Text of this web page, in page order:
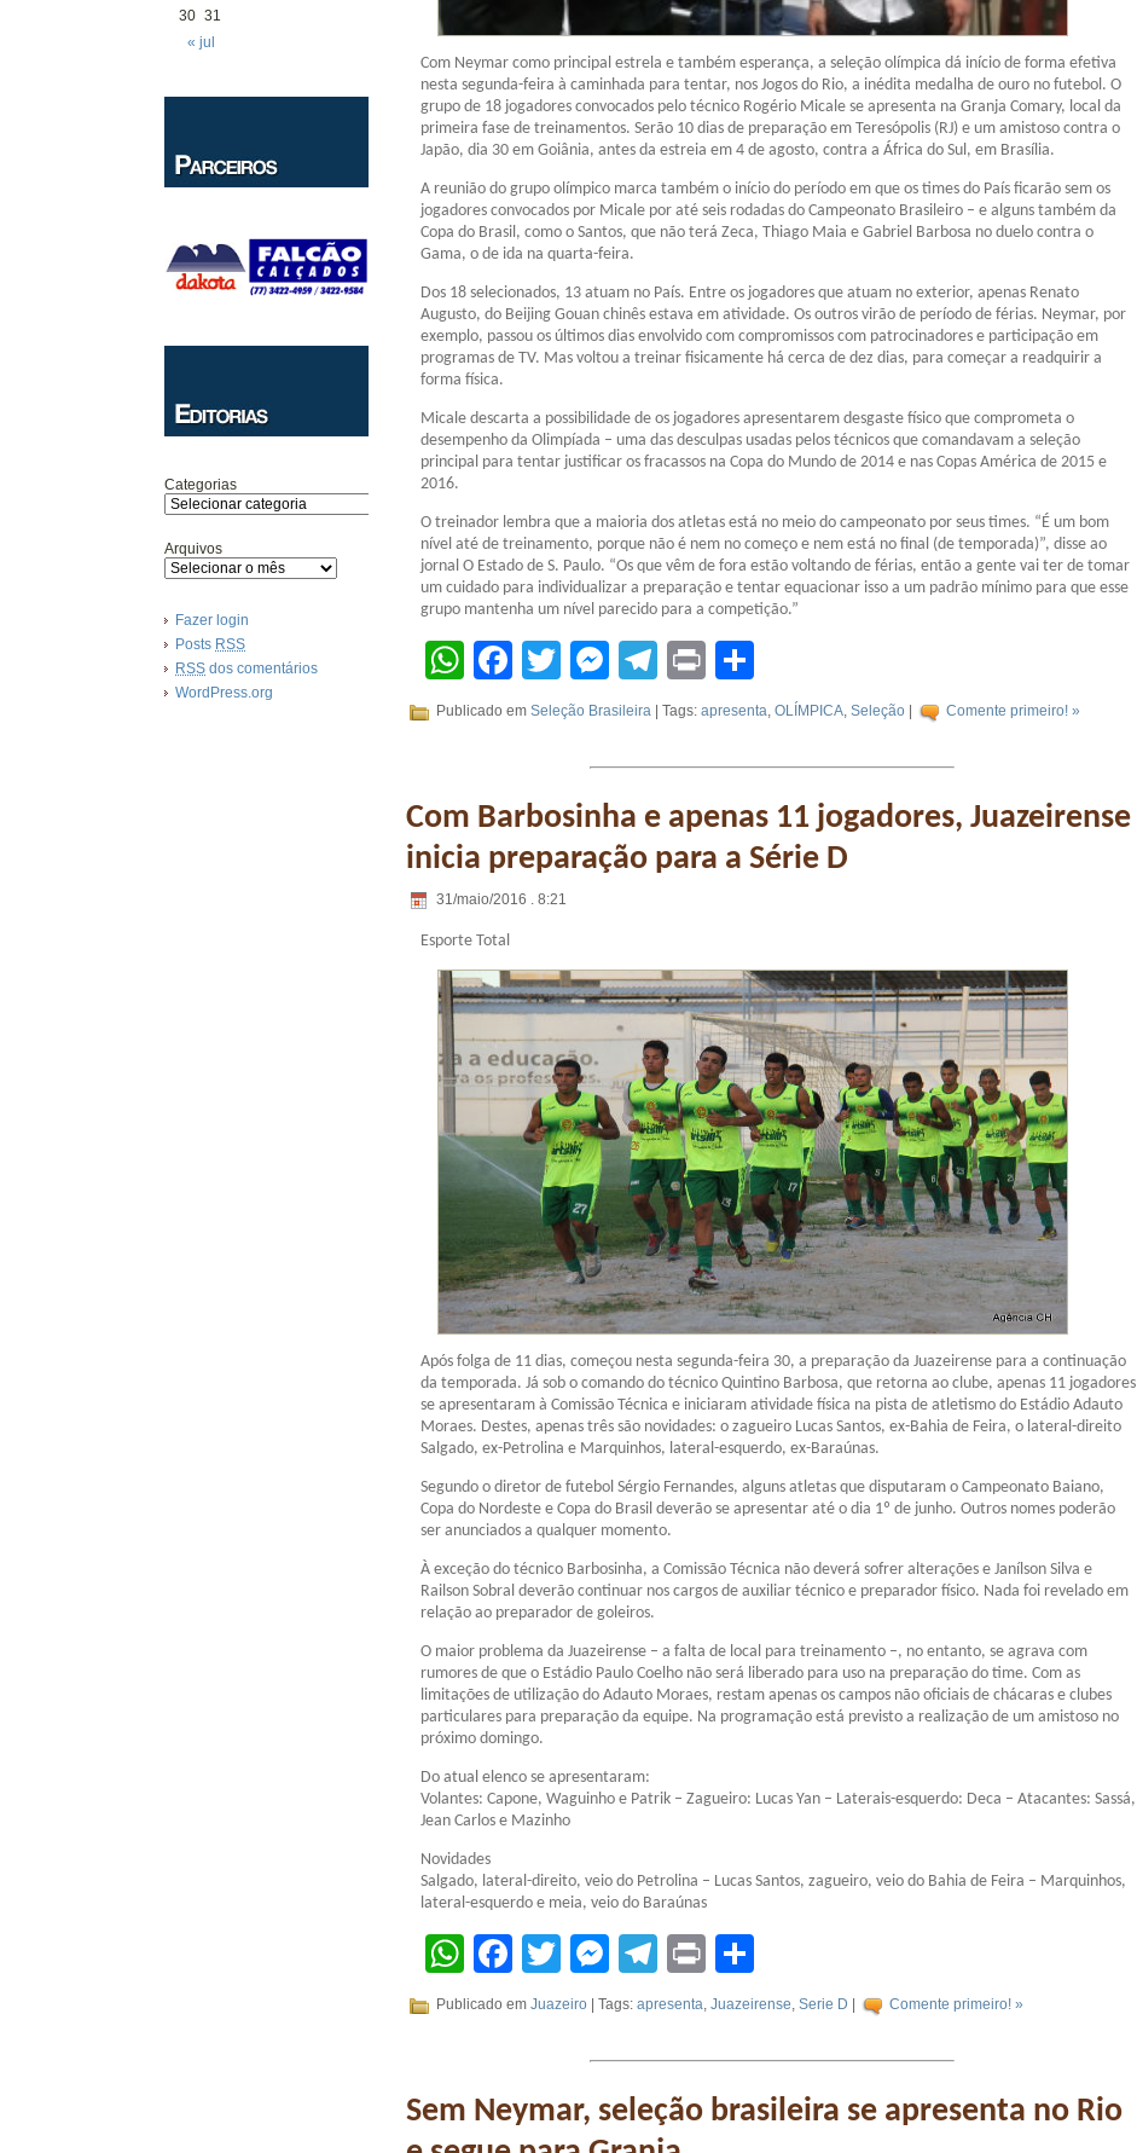
« jul
30 31
Categorias
Arquivos
Fazer login
Posts RSS
RSS dos comentários
WordPress.org
Com Neymar como principal estrela e também esperança, a seleção olímpica dá início de forma efetiva
nesta segunda-feira à caminhada para tentar, nos Jogos do Rio, a inédita medalha de ouro no futebol. O
grupo de 18 jogadores convocados pelo técnico Rogério Micale se apresenta na Granja Comary, local da
primeira fase de treinamentos. Serão 10 dias de preparação em Teresópolis (RJ) e um amistoso contra o
Japão, dia 30 em Goiânia, antes da estreia em 4 de agosto, contra a África do Sul, em Brasília.
A reunião do grupo olímpico marca também o início do período em que os times do País ficarão sem os
jogadores convocados por Micale por até seis rodadas do Campeonato Brasileiro – e alguns também da
Copa do Brasil, como o Santos, que não terá Zeca, Thiago Maia e Gabriel Barbosa no duelo contra o
Gama, o de ida na quarta-feira.
Dos 18 selecionados, 13 atuam no País. Entre os jogadores que atuam no exterior, apenas Renato
Augusto, do Beijing Gouan chinês estava em atividade. Os outros virão de período de férias. Neymar, por
exemplo, passou os últimos dias envolvido com compromissos com patrocinadores e participação em
programas de TV. Mas voltou a treinar fisicamente há cerca de dez dias, para começar a readquirir a
forma física.
Micale descarta a possibilidade de os jogadores apresentarem desgaste físico que comprometa o
desempenho da Olimpíada – uma das desculpas usadas pelos técnicos que comandavam a seleção
principal para tentar justificar os fracassos na Copa do Mundo de 2014 e nas Copas América de 2015 e
2016.
O treinador lembra que a maioria dos atletas está no meio do campeonato por seus times. “É um bom
nível até de treinamento, porque não é nem no começo e nem está no final (de temporada)”, disse ao
jornal O Estado de S. Paulo. “Os que vêm de fora estão voltando de férias, então a gente vai ter de tomar
um cuidado para individualizar a preparação e tentar equacionar isso a um padrão mínimo para que esse
grupo mantenha um nível parecido para a competição.”
WhatsApp
Facebook
TwitterMessenger
Telegram
Print
Publicado em Seleção Brasileira | Tags: apresenta, OLÍMPICA, Seleção Comente primeiro! »
Com Barbosinha e apenas 11 jogadores, Juazeirense
inicia preparação para a Série D
31/maio/2016 . 8:21
Esporte Total
Após folga de 11 dias, começou nesta segunda-feira 30, a preparação da Juazeirense para a continuação
da temporada. Já sob o comando do técnico Quintino Barbosa, que retorna ao clube, apenas 11 jogadores
se apresentaram à Comissão Técnica e iniciaram atividade física na pista de atletismo do Estádio Adauto
Moraes. Destes, apenas três são novidades: o zagueiro Lucas Santos, ex-Bahia de Feira, o lateral-direito
Salgado, ex-Petrolina e Marquinhos, lateral-esquerdo, ex-Baraúnas.
Segundo o diretor de futebol Sérgio Fernandes, alguns atletas que disputaram o Campeonato Baiano,
Copa do Nordeste e Copa do Brasil deverão se apresentar até o dia 1º de junho. Outros nomes poderão
ser anunciados a qualquer momento.
À exceção do técnico Barbosinha, a Comissão Técnica não deverá sofrer alterações e Janílson Silva e
Railson Sobral deverão continuar nos cargos de auxiliar técnico e preparador físico. Nada foi revelado em
relação ao preparador de goleiros.
O maior problema da Juazeirense – a falta de local para treinamento –, no entanto, se agrava com
rumores de que o Estádio Paulo Coelho não será liberado para uso na preparação do time. Com as
limitações de utilização do Adauto Moraes, restam apenas os campos não oficiais de chácaras e clubes
particulares para preparação da equipe. Na programação está previsto a realização de um amistoso no
próximo domingo.
Do atual elenco se apresentaram:
Volantes: Capone, Waguinho e Patrik – Zagueiro: Lucas Yan – Laterais-esquerdo: Deca – Atacantes: Sassá,
Jean Carlos e Mazinho
Novidades
Salgado, lateral-direito, veio do Petrolina – Lucas Santos, zagueiro, veio do Bahia de Feira – Marquinhos,
lateral-esquerdo e meia, veio do Baraúnas
WhatsApp
Facebook
TwitterMessenger
Telegram
Print
Publicado em Juazeiro | Tags: apresenta, Juazeirense, Serie D | Comente primeiro! »
Sem Neymar, seleção brasileira se apresenta no Rio